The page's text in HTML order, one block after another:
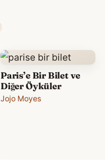
Paris’e Bir Bilet ve
Diğer Öyküler
Jojo Moyes